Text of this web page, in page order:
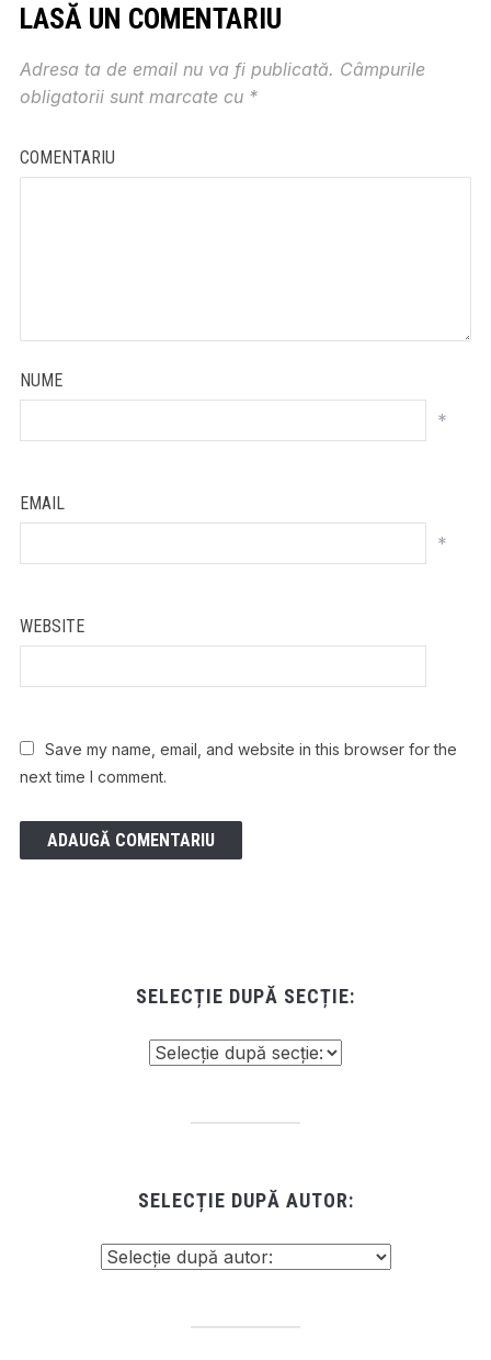
LASĂ UN COMENTARIU
Adresa ta de email nu va fi publicată. Câmpurile
obligatorii sunt marcate cu *
COMENTARIU
NUME
*
EMAIL
*
WEBSITE
Save my name, email, and website in this browser for the
next time I comment.
SELECȚIE DUPĂ SECȚIE:
SELECȚIE DUPĂ AUTOR: